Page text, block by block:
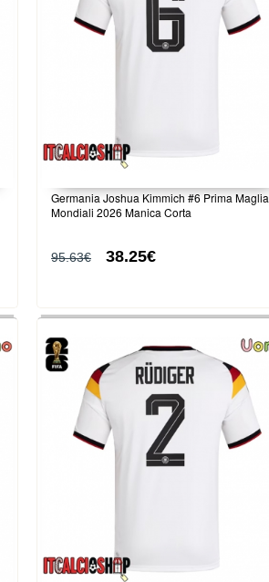
Germania Joshua Kimmich #6 Prima Maglia
Mondiali 2026 Manica Corta
95.63€ 38.25€